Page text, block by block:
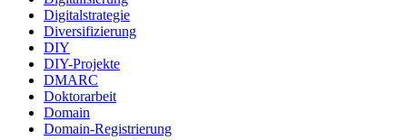
Digitalstrategie
Diversifizierung
DIY
DIY-Projekte
DMARC
Doktorarbeit
Domain
Domain-Registrierung